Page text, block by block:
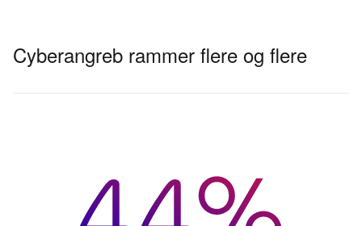
Cyberangreb rammer flere og flere